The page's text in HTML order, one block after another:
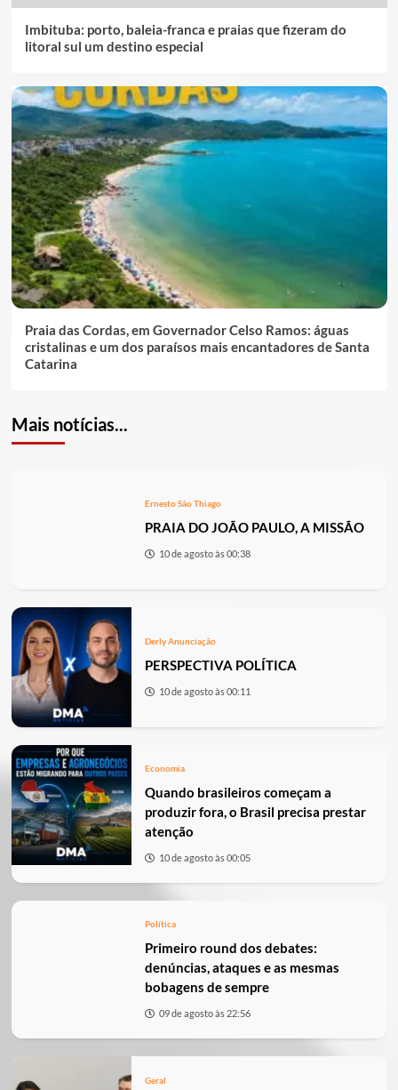
Imbituba: porto, baleia-franca e praias que fizeram do
litoral sul um destino especial
Praia das Cordas, em Governador Celso Ramos: águas
cristalinas e um dos paraísos mais encantadores de Santa
Catarina
Mais notícias...
Ernesto São Thiago
PRAIA DO JOÃO PAULO, A MISSÃO
10 de agosto às 00:38
Derly Anunciação
PERSPECTIVA POLÍTICA
10 de agosto às 00:11
Economia
Quando brasileiros começam a
produzir fora, o Brasil precisa prestar
atenção
10 de agosto às 00:05
Política
Primeiro round dos debates:
denúncias, ataques e as mesmas
bobagens de sempre
09 de agosto às 22:56
Geral